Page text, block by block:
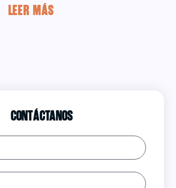
LEER MÁS »
Contáctanos